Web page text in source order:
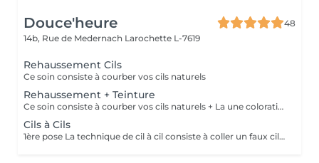
Douce'heure
48
14b, Rue de Medernach Larochette L-7619
Rehaussement Cils
Ce soin consiste à courber vos cils naturels
Rehaussement + Teinture
Ce soin consiste à courber vos cils naturels + La une coloration des cils
Cils à Cils
1ère pose La technique de cil à cil consiste à coller un faux cil sur chacun de vos cils naturels. De cette façon, il est possible d'agir sur leur longueur, leur courbure, et de leur épaisseur.